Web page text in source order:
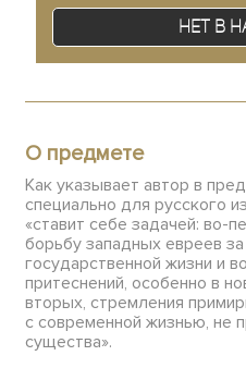
Нет в
О предмете
Как указывает автор в
специально для русского
«ставит себе задачей: во-
борьбу западных евреев
государственной жизни и
притеснений, особенно в
вторых, стремления
с современной жизнью, не
существа».